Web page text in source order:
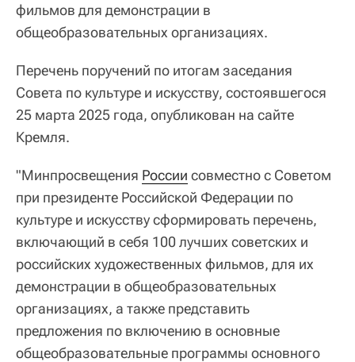
фильмов для демонстрации в
общеобразовательных организациях.
Перечень поручений по итогам заседания
Совета по культуре и искусству, состоявшегося
25 марта 2025 года, опубликован на сайте
Кремля.
"Минпросвещения России совместно с Советом
при президенте Российской Федерации по
культуре и искусству сформировать перечень,
включающий в себя 100 лучших советских и
российских художественных фильмов, для их
демонстрации в общеобразовательных
организациях, а также представить
предложения по включению в основные
общеобразовательные программы основного